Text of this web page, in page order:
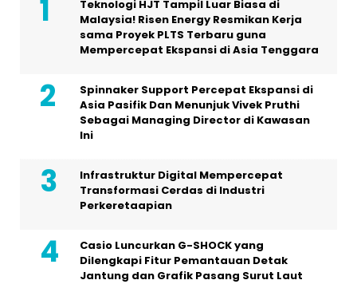
Teknologi HJT Tampil Luar Biasa di
Malaysia! Risen Energy Resmikan Kerja
sama Proyek PLTS Terbaru guna
Mempercepat Ekspansi di Asia Tenggara
Spinnaker Support Percepat Ekspansi di
Asia Pasifik Dan Menunjuk Vivek Pruthi
Sebagai Managing Director di Kawasan
Ini
Infrastruktur Digital Mempercepat
Transformasi Cerdas di Industri
Perkeretaapian
Casio Luncurkan G-SHOCK yang
Dilengkapi Fitur Pemantauan Detak
Jantung dan Grafik Pasang Surut Laut